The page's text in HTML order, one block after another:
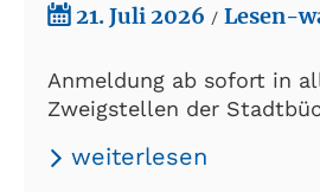
21. Juli 2026 / Lesen-
Anmeldung ab sofort in
Zweigstellen der
weiterlesen